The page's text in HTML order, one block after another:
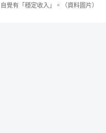
覺有「穩定收入」。（資料圖片）